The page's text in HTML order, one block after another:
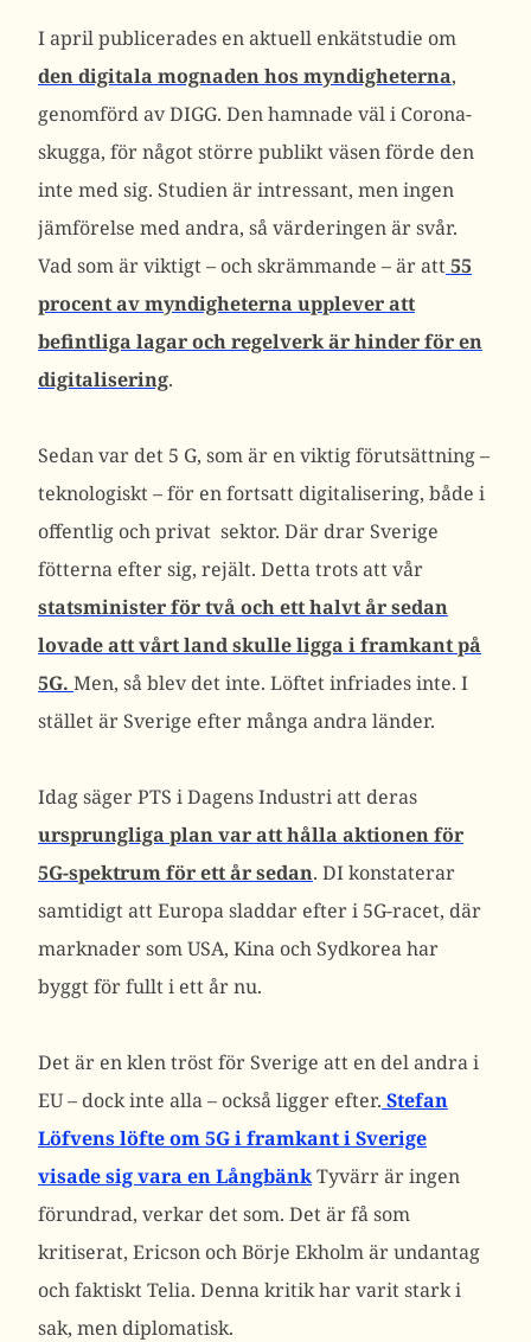
I april publicerades en aktuell enkätstudie om
den digitala mognaden hos myndigheterna,
genomförd av DIGG. Den hamnade väl i Corona-
skugga, för något större publikt väsen förde den
inte med sig. Studien är intressant, men ingen
jämförelse med andra, så värderingen är svår.
Vad som är viktigt – och skrämmande – är att55
procent av myndigheterna upplever att
befintliga lagar och regelverk är hinder för en
digitalisering.
Sedan var det 5 G, som är en viktig förutsättning –
teknologiskt – för en fortsatt digitalisering, både i
offentlig och privat sektor. Där drar Sverige
fötterna efter sig, rejält. Detta trots att vår
statsminister för två och ett halvt år sedan
lovade att vårt land skulle ligga i framkant på
5G. Men, så blev det inte. Löftet infriades inte. I
stället är Sverige efter många andra länder.
Idag säger PTS i Dagens Industri att deras
ursprungliga plan var att hålla aktionen för
5G-spektrum för ett år sedan. DI konstaterar
samtidigt att Europa sladdar efter i 5G-racet, där
marknader som USA, Kina och Sydkorea har
byggt för fullt i ett år nu.
Det är en klen tröst för Sverige att en del andra i
EU – dock inte alla – också ligger efter. Stefan
Löfvens löfte om 5G i framkant i Sverige
visade sig vara en LångbänkTyvärr är ingen
förundrad, verkar det som. Det är få som
kritiserat, Ericson och Börje Ekholm är undantag
och faktiskt Telia. Denna kritik har varit stark i
sak, men diplomatisk.